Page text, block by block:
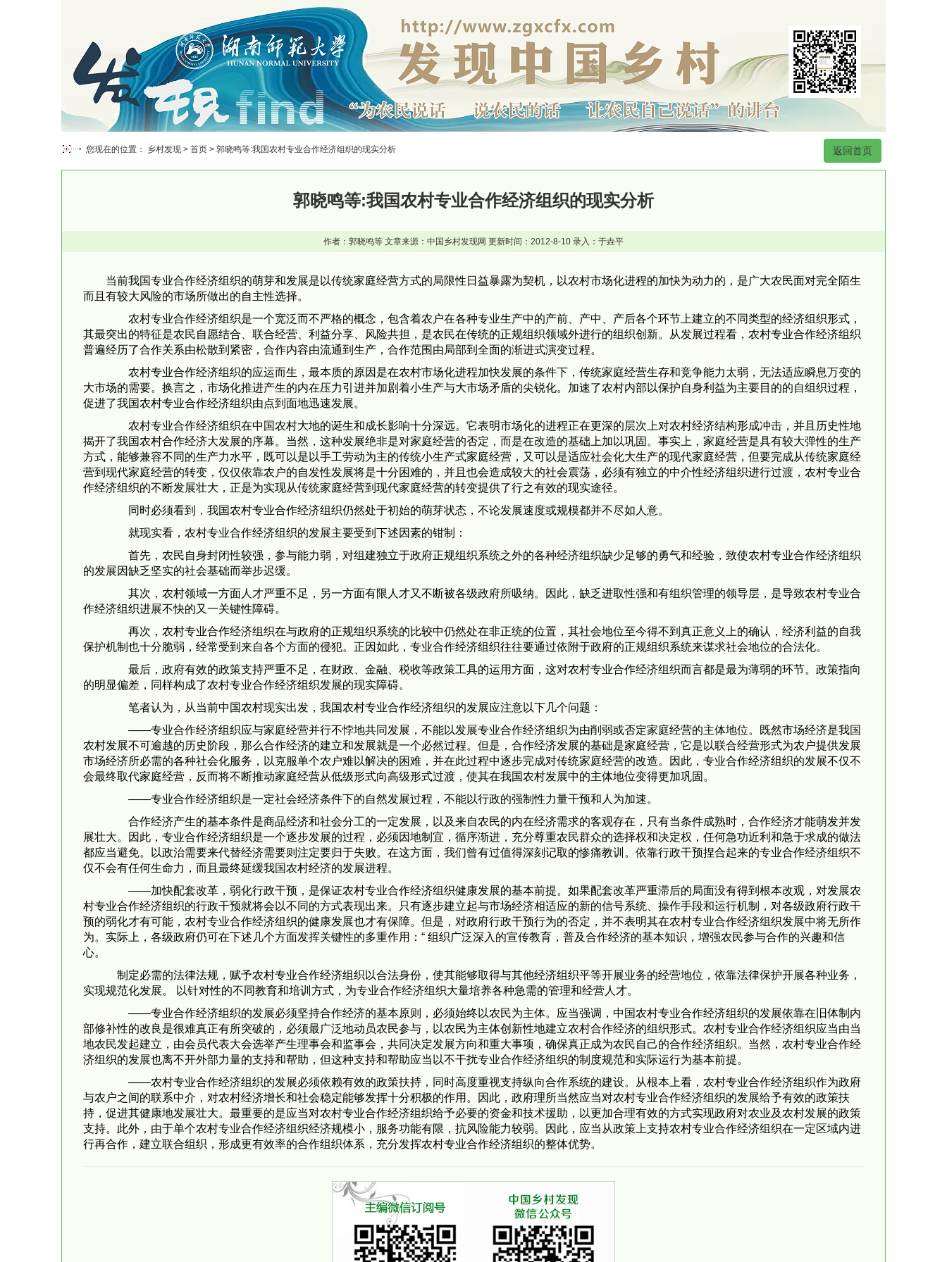
您现在的位置： 乡村发现 > 首页 > 郭晓鸣等:我国农村专业合作经济组织的现实分析 返回首页
郭晓鸣等:我国农村专业合作经济组织的现实分析
作者：郭晓鸣等 文章来源：中国乡村发现网 更新时间：2012-8-10 录入：于垚平
当前我国专业合作经济组织的萌芽和发展是以传统家庭经营方式的局限性日益暴露为契机，以农村市场化进程的加快为动力的，是广大农民面对完全陌生
而且有较大风险的市场所做出的自主性选择。
农村专业合作经济组织是一个宽泛而不严格的概念，包含着农户在各种专业生产中的产前、产中、产后各个环节上建立的不同类型的经济组织形式，
其最突出的特征是农民自愿结合、联合经营、利益分享、风险共担，是农民在传统的正规组织领域外进行的组织创新。从发展过程看，农村专业合作经济组织
普遍经历了合作关系由松散到紧密，合作内容由流通到生产，合作范围由局部到全面的渐进式演变过程。
农村专业合作经济组织的应运而生，最本质的原因是在农村市场化进程加快发展的条件下，传统家庭经营生存和竞争能力太弱，无法适应瞬息万变的
大市场的需要。换言之，市场化推进产生的内在压力引进并加剧着小生产与大市场矛盾的尖锐化。加速了农村内部以保护自身利益为主要目的的自组织过程，
促进了我国农村专业合作经济组织由点到面地迅速发展。
农村专业合作经济组织在中国农村大地的诞生和成长影响十分深远。它表明市场化的进程正在更深的层次上对农村经济结构形成冲击，并且历史性地
揭开了我国农村合作经济大发展的序幕。当然，这种发展绝非是对家庭经营的否定，而是在改造的基础上加以巩固。事实上，家庭经营是具有较大弹性的生产
方式，能够兼容不同的生产力水平，既可以是以手工劳动为主的传统小生产式家庭经营，又可以是适应社会化大生产的现代家庭经营，但要完成从传统家庭经
营到现代家庭经营的转变，仅仅依靠农户的自发性发展将是十分困难的，并且也会造成较大的社会震荡，必须有独立的中介性经济组织进行过渡，农村专业合
作经济组织的不断发展壮大，正是为实现从传统家庭经营到现代家庭经营的转变提供了行之有效的现实途径。
同时必须看到，我国农村专业合作经济组织仍然处于初始的萌芽状态，不论发展速度或规模都并不尽如人意。
就现实看，农村专业合作经济组织的发展主要受到下述因素的钳制：
首先，农民自身封闭性较强，参与能力弱，对组建独立于政府正规组织系统之外的各种经济组织缺少足够的勇气和经验，致使农村专业合作经济组织
的发展因缺乏坚实的社会基础而举步迟缓。
其次，农村领域一方面人才严重不足，另一方面有限人才又不断被各级政府所吸纳。因此，缺乏进取性强和有组织管理的领导层，是导致农村专业合
作经济组织进展不快的又一关键性障碍。
再次，农村专业合作经济组织在与政府的正规组织系统的比较中仍然处在非正统的位置，其社会地位至今得不到真正意义上的确认，经济利益的自我
保护机制也十分脆弱，经常受到来自各个方面的侵犯。正因如此，专业合作经济组织往往要通过依附于政府的正规组织系统来谋求社会地位的合法化。
最后，政府有效的政策支持严重不足，在财政、金融、税收等政策工具的运用方面，这对农村专业合作经济组织而言都是最为薄弱的环节。政策指向
的明显偏差，同样构成了农村专业合作经济组织发展的现实障碍。
笔者认为，从当前中国农村现实出发，我国农村专业合作经济组织的发展应注意以下几个问题：
——专业合作经济组织应与家庭经营并行不悖地共同发展，不能以发展专业合作经济组织为由削弱或否定家庭经营的主体地位。既然市场经济是我国
农村发展不可逾越的历史阶段，那么合作经济的建立和发展就是一个必然过程。但是，合作经济发展的基础是家庭经营，它是以联合经营形式为农户提供发展
市场经济所必需的各种社会化服务，以克服单个农户难以解决的困难，并在此过程中逐步完成对传统家庭经营的改造。因此，专业合作经济组织的发展不仅不
会最终取代家庭经营，反而将不断推动家庭经营从低级形式向高级形式过渡，使其在我国农村发展中的主体地位变得更加巩固。
——专业合作经济组织是一定社会经济条件下的自然发展过程，不能以行政的强制性力量干预和人为加速。
合作经济产生的基本条件是商品经济和社会分工的一定发展，以及来自农民的内在经济需求的客观存在，只有当条件成熟时，合作经济才能萌发并发
展壮大。因此，专业合作经济组织是一个逐步发展的过程，必须因地制宜，循序渐进，充分尊重农民群众的选择权和决定权，任何急功近利和急于求成的做法
都应当避免。以政治需要来代替经济需要则注定要归于失败。在这方面，我们曾有过值得深刻记取的惨痛教训。依靠行政干预捏合起来的专业合作经济组织不
仅不会有任何生命力，而且最终延缓我国农村经济的发展进程。
——加快配套改革，弱化行政干预，是保证农村专业合作经济组织健康发展的基本前提。如果配套改革严重滞后的局面没有得到根本改观，对发展农
村专业合作经济组织的行政干预就将会以不同的方式表现出来。只有逐步建立起与市场经济相适应的新的信号系统、操作手段和运行机制，对各级政府行政干
预的弱化才有可能，农村专业合作经济组织的健康发展也才有保障。但是，对政府行政干预行为的否定，并不表明其在农村专业合作经济组织发展中将无所作
为。实际上，各级政府仍可在下述几个方面发挥关键性的多重作用：“ 组织广泛深入的宣传教育，普及合作经济的基本知识，增强农民参与合作的兴趣和信
心。
制定必需的法律法规，赋予农村专业合作经济组织以合法身份，使其能够取得与其他经济组织平等开展业务的经营地位，依靠法律保护开展各种业务，
实现规范化发展。 以针对性的不同教育和培训方式，为专业合作经济组织大量培养各种急需的管理和经营人才。
——专业合作经济组织的发展必须坚持合作经济的基本原则，必须始终以农民为主体。应当强调，中国农村专业合作经济组织的发展依靠在旧体制内
部修补性的改良是很难真正有所突破的，必须最广泛地动员农民参与，以农民为主体创新性地建立农村合作经济的组织形式。农村专业合作经济组织应当由当
地农民发起建立，由会员代表大会选举产生理事会和监事会，共同决定发展方向和重大事项，确保真正成为农民自己的合作经济组织。当然，农村专业合作经
济组织的发展也离不开外部力量的支持和帮助，但这种支持和帮助应当以不干扰专业合作经济组织的制度规范和实际运行为基本前提。
——农村专业合作经济组织的发展必须依赖有效的政策扶持，同时高度重视支持纵向合作系统的建设。从根本上看，农村专业合作经济组织作为政府
与农户之间的联系中介，对农村经济增长和社会稳定能够发挥十分积极的作用。因此，政府理所当然应当对农村专业合作经济组织的发展给予有效的政策扶
持，促进其健康地发展壮大。最重要的是应当对农村专业合作经济组织给予必要的资金和技术援助，以更加合理有效的方式实现政府对农业及农村发展的政策
支持。此外，由于单个农村专业合作经济组织经济规模小，服务功能有限，抗风险能力较弱。因此，应当从政策上支持农村专业合作经济组织在一定区域内进
行再合作，建立联合组织，形成更有效率的合作组织体系，充分发挥农村专业合作经济组织的整体优势。